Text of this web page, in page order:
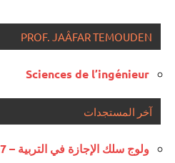
PROF. JAÂFAR TEMOUDEN
Sciences de l’ingénieur
آخر المستجدات